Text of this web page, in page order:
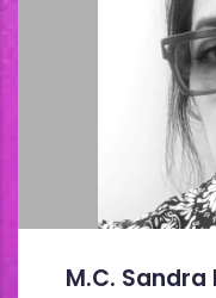
M.C. Sandra